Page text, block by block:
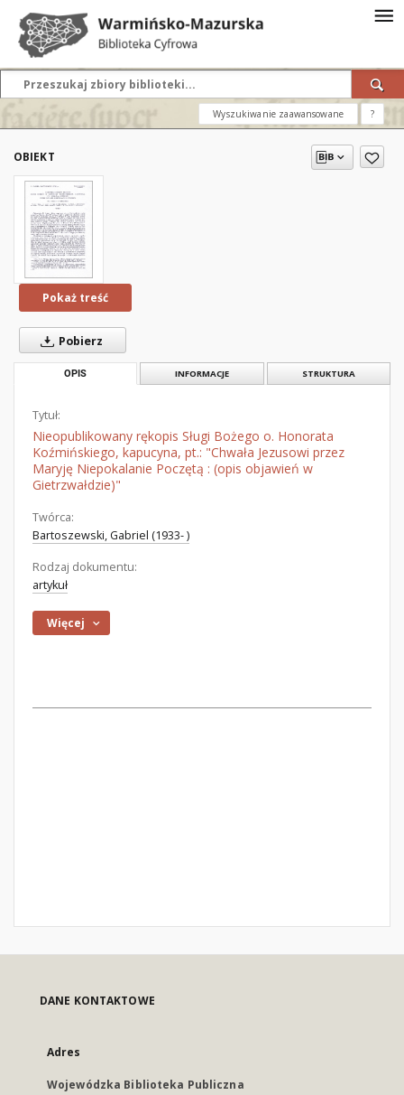
Wyszukiwanie zaawansowane ?
OBIEKT
Pokaż treść
Pobierz
OPIS INFORMACJE STRUKTURA
Tytuł:
Nieopublikowany rękopis Sługi Bożego o. Honorata
Koźmińskiego, kapucyna, pt.: "Chwała Jezusowi przez
Maryję Niepokalanie Poczętą : (opis objawień w
Gietrzwałdzie)"
Twórca:
Bartoszewski, Gabriel (1933- )
Rodzaj dokumentu:
artykuł
Więcej
DANE KONTAKTOWE
Adres
Wojewódzka Biblioteka Publiczna